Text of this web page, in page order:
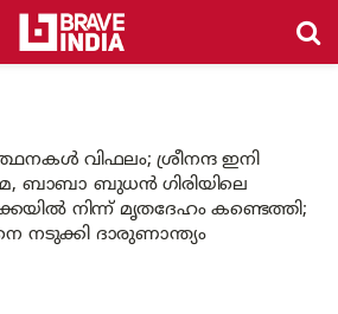
വിഫലം; ശ്രീനന്ദ ഇനി
ബാബാ ബുധൻ ഗിരിയിലെ
നിന്ന് മൃതദേഹം കണ്ടെത്തി;
നടുക്കി ദാരുണാന്ത്യം